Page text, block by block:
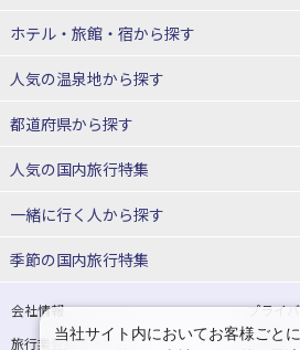
北海道
東北
青森県
宮城県
山形県
関東
埼玉県 千葉県
ホテル・旅館・宿から探す
北海道ホテル・旅館
青森県ホテル・旅館
宮城県ホテル・旅館
山形県ホテル・旅館
東京都ホテル・旅館 神奈
人気の温泉地から探す
北海道
湯の川温泉(北海道)
十勝川温泉(北海道)
洞爺湖温泉(北海道)
層雲峡温泉(北海道)
東北
都道府県から探す
北海道旅行・ツアー
東北
青森旅行・ツアー 岩手旅
宮城旅行・ツアー 秋田
人気の国内旅行特集
東京ディズニーリゾート®への旅
ユニ
一緒に行く人から探す
一人旅 国内版
カップル・夫婦旅行 国内版 女子
季節の国内旅行特集
桜・お花見特集
ゴー
旅行
会社情報
プライ
旅行業登録票・約款
規約集
当社サイト内においてお客様ごと